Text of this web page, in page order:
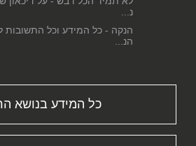
נ...
הנקה - כל המידע וכל התשובות
הנ...
ש...
התינוק סובל מעצירות? חשוב
הגיע שלך הזמן לחזור לעבודה?...
כל המידע בנושא